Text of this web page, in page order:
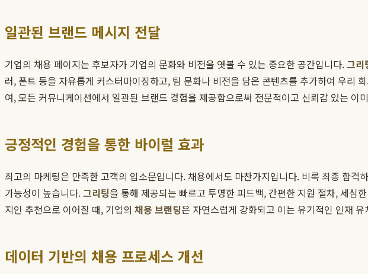
일관된 브랜드 메시지 전달
기업의 채용 페이지는 후보자가 기업의 문화와 비전을 엿볼 수 있는 중요한 공간입니다.그리
러, 폰트 등을 자유롭게 커스터마이징하고, 팀 문화나 비전을 담은 콘텐츠를 추가하여 우리
여, 모든 커뮤니케이션에서 일관된 브랜드 경험을 제공함으로써 전문적이고 신뢰감 있는 이
긍정적인 경험을 통한 바이럴 효과
최고의 마케팅은 만족한 고객의 입소문입니다. 채용에서도 마찬가지입니다. 비록 최종 합
가능성이 높습니다.그리팅을 통해 제공되는 빠르고 투명한 피드백, 간편한 지원 절차, 세심
지인 추천으로 이어질 때, 기업의 채용 브랜딩은 자연스럽게 강화되고 이는 유기적인 인재
데이터 기반의 채용 프로세스 개선